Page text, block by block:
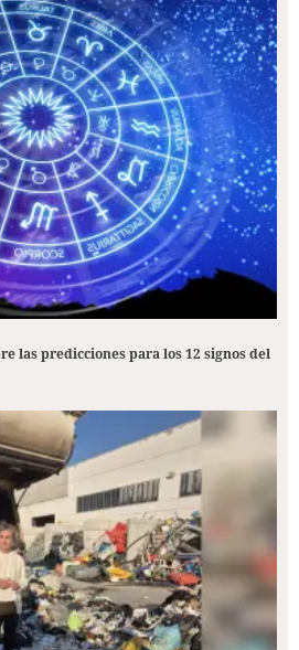
las predicciones para los 12 signos del